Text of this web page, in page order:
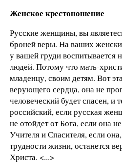
Женское крестоношение
Русские женщины, вы
броней веры. На ваших
у вашей груди воспитывается
людей. Потому что мать-
младенцу, своим детям. Вот
верующего сердца, она не
человеческий будет спасен, и
российский, если русская
не отойдет от Бога, если она
Учителя и Спасителя, если
трудности жизни, останется
Христа. <...>